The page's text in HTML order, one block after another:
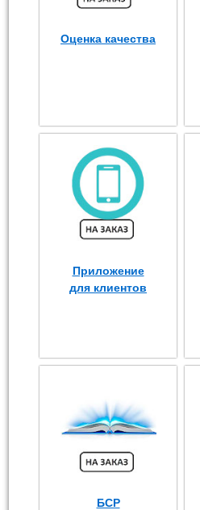
Оценка качества
Приложение
для клиентов
БСР